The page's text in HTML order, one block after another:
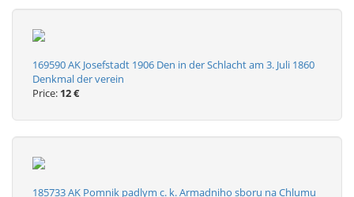
169590 AK Josefstadt 1906 Den in der Schlacht am 3. Juli 1860
Denkmal der verein
Price: 12 €
185733 AK Pomnik padlym c. k. Armadniho sboru na Chlumu